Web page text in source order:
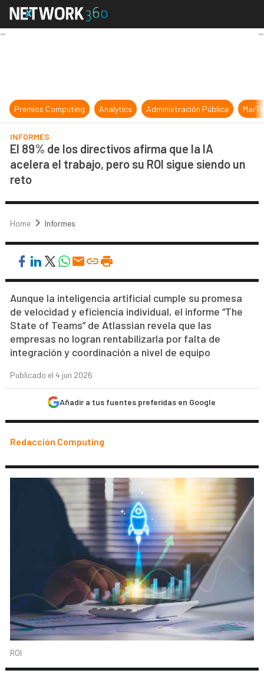
El 89% de los directivos afirma
Premios Computing Analytics Administración Pública
INFORMES
El 89% de los directivos afirma que la IA
acelera el trabajo, pero su ROI sigue siendo un
reto
Home Informes
Aunque la inteligencia artificial cumple su promesa
de velocidad y eficiencia individual, el informe “The
State of Teams” de Atlassian revela que las
empresas no logran rentabilizarla por falta de
integración y coordinación a nivel de equipo
Publicado el 4 jun 2026
Añadir a tus fuentes preferidas en Google
Redacción Computing
ROI